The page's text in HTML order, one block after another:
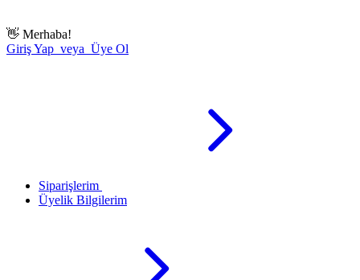
👋 Merhaba!
Giriş Yap veya Üye Ol
Siparişlerim
Üyelik Bilgilerim